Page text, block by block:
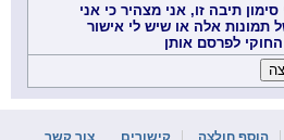
סימון תיבה זו, אני מצהיר כי אני
תמונות אלה או שיש לי אישור
לפרסם אותן
הוסף חולצה קישורים צור קשר